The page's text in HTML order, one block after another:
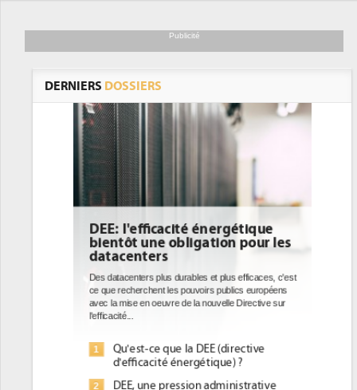
Publicité
DERNIERS DOSSIERS
DEE: l'efficacité énergétique
bientôt une obligation pour les
datacenters
Des datacenters plus durables et plus efficaces, c'est
ce que recherchent les pouvoirs publics européens
avec la mise en oeuvre de la nouvelle Directive sur
l'efficacité...
1
Qu'est-ce que la DEE (directive
d'efficacité énergétique) ?
2
DEE, une pression administrative